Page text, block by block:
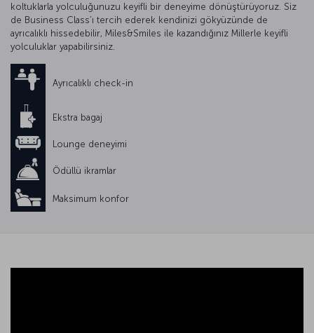
koltuklarla yolculuğunuzu keyifli bir deneyime dönüştürüyoruz. Siz
de Business Class’ı tercih ederek kendinizi gökyüzünde de
ayrıcalıklı hissedebilir, Miles&Smiles ile kazandığınız Millerle keyifli
yolculuklar yapabilirsiniz.
Ayrıcalıklı check-in
Ekstra bagaj
Lounge deneyimi
Ödüllü ikramlar
Maksimum konfor